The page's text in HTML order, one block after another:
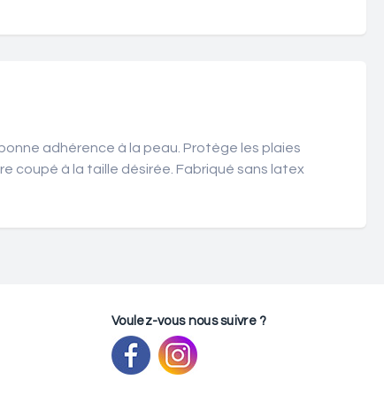
adhérence à la peau. Protège les plaies
coupé à la taille désirée. Fabriqué sans latex
Voulez-vous nous suivre ?